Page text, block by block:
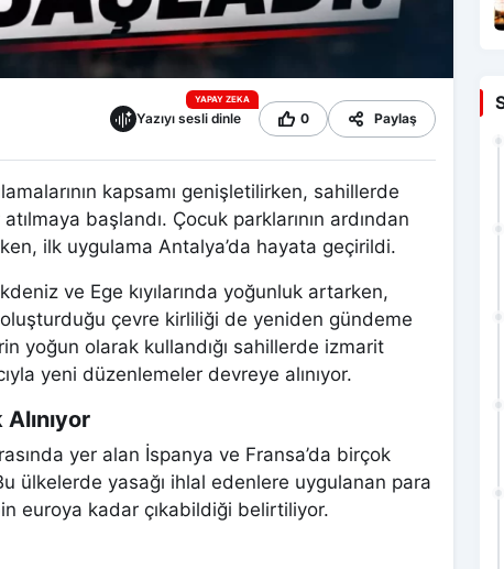
YAPAY ZEKA
Yazıyı sesli dinle 0 Paylaş
kapsamı genişletilirken, sahillerde
başlandı. Çocuk parklarının ardından
ilk uygulama Antalya’da hayata geçirildi.
ve Ege kıyılarında yoğunluk artarken,
çevre kirliliği de yeniden gündeme
yoğun olarak kullandığı sahillerde izmarit
yeni düzenlemeler devreye alınıyor.
yer alan İspanya ve Fransa’da birçok
ülkelerde yasağı ihlal edenlere uygulanan para
euroya kadar çıkabildiği belirtiliyor.